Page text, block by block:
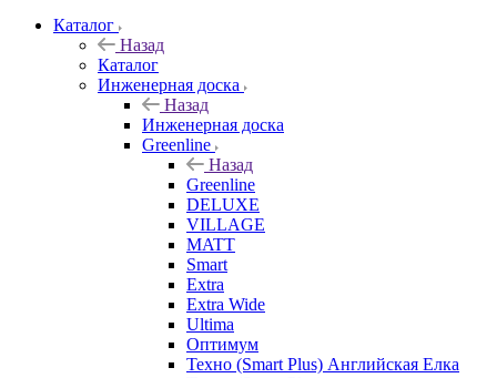
Каталог
Назад
Каталог
Инженерная доска
Назад
Инженерная доска
Greenline
Назад
Greenline
DELUXE
VILLAGE
MATT
Smart
Extra
Extra Wide
Ultima
Оптимум
Техно (Smart Plus) Английская Елка